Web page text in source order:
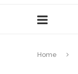
Home